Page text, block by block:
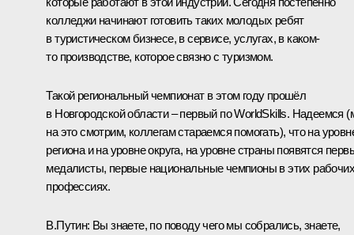
колледжи начинают готовить таких молодых ребят
в туристическом бизнесе, в сервисе, услугах, в каком-
то производстве, которое связно с туризмом.
Такой региональный чемпионат в этом году прошёл
в Новгородской области – первый по WorldSkills. Надеемся
на это смотрим, коллегам стараемся помогать), что на
региона и на уровне округа, на уровне страны появятся
медалисты, первые национальные чемпионы в этих рабочих
профессиях.
В.Путин: Вы знаете, по поводу чего мы собрались, знаете,